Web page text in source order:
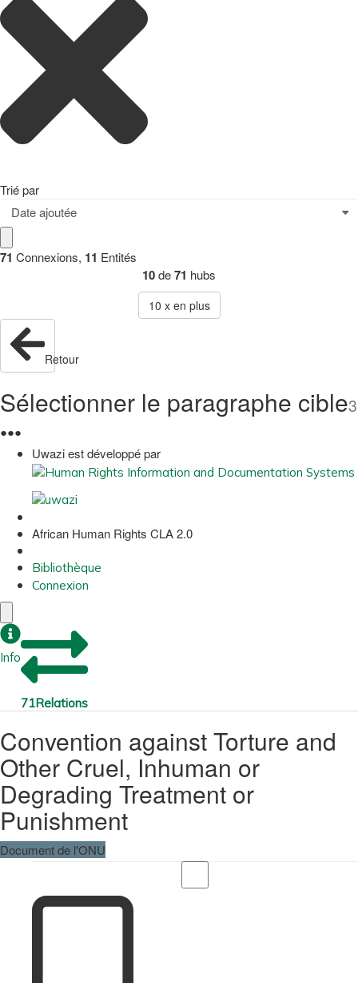
Trié par
Date ajoutée
71 Connexions, 11 Entités
10de71 hubs
10 x en plus
Retour
Sélectionner le paragraphe cible3
●●●
Uwazi est développé par
African Human Rights CLA 2.0
Bibliothèque
Connexion
Info
71Relations
Convention against Torture and
Other Cruel, Inhuman or
Degrading Treatment or
Punishment
Document de l'ONU